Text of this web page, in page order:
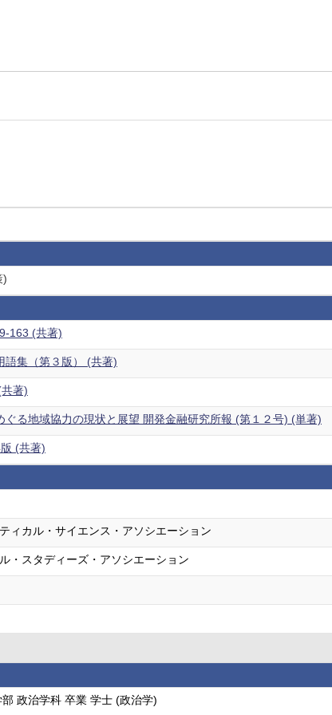
)
163 (共著)
語集（第３版） (共著)
著)
ぐる地域協力の現状と展望 開発金融研究所報 (第１２号) (単著)
(共著)
ィカル・サイエンス・アソシエーション
・スタディーズ・アソシエーション
政治学科 卒業 学士 (政治学)